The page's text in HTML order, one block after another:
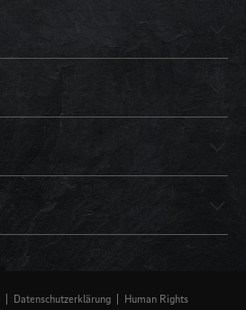
Datenschutzerklärung Human Rights